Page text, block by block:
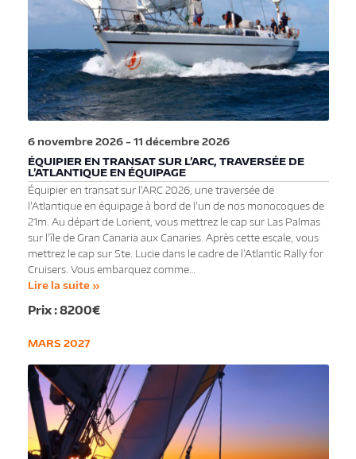
ÉQUIPIER EN TRANSAT SUR L’ARC, TRAVERSÉE DE
L’ATLANTIQUE EN ÉQUIPAGE
6 novembre 2026-11 décembre 2026
Équipier en transat sur l'ARC 2026, une traversée de
l'Atlantique en équipage à bord de l'un de nos monocoques de
21m. Au départ de Lorient, vous mettrez le cap sur Las Palmas
sur l'île de Gran Canaria aux Canaries. Après cette escale, vous
mettrez le cap sur Ste. Lucie dans le cadre de l'Atlantic Rally for
Cruisers. Vous embarquez comme…
Lire la suite »
8200€
MARS 2027